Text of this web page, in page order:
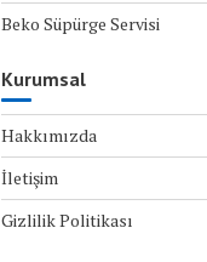
Beko Süpürge Servisi
Kurumsal
Hakkımızda
İletişim
Gizlilik Politikası